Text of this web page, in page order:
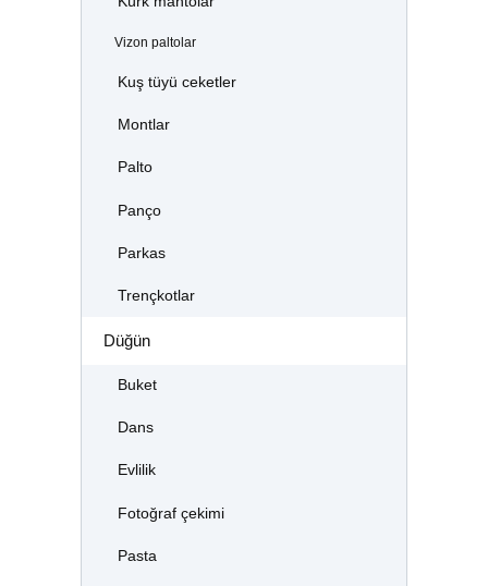
Vizon paltolar
Kuş tüyü ceketler
Montlar
Palto
Panço
Parkas
Trençkotlar
Düğün
Buket
Dans
Evlilik
Fotoğraf çekimi
Pasta